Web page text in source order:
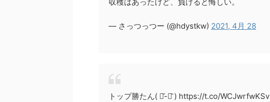
— さっつっつー (@hdystkw) 2021, 4月 28
トップ勝たん( ･᷄-･᷅ ) https://t.co/WCJwrfwKSv